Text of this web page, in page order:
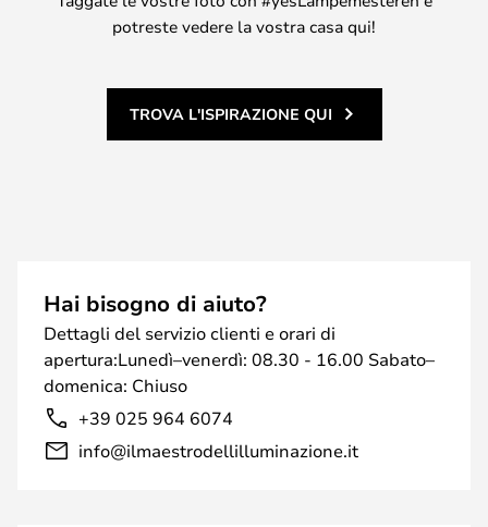
potreste vedere la vostra casa qui!
TROVA L'ISPIRAZIONE QUI
Hai bisogno di aiuto?
Dettagli del servizio clienti e orari di
apertura:Lunedì–venerdì: 08.30 - 16.00 Sabato–
domenica: Chiuso
+39 025 964 6074
info@ilmaestrodellilluminazione.it